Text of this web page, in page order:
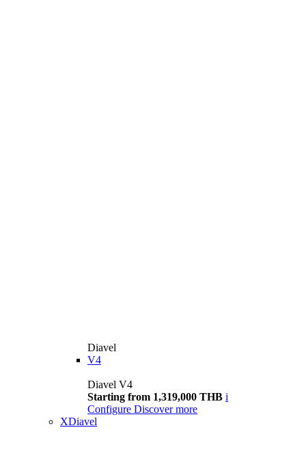
Diavel
V4
Diavel V4
Starting from 1,319,000 THB i
Configure Discover more
XDiavel